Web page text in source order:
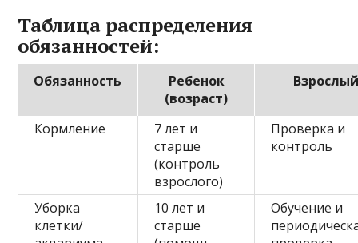
Таблица распределения
обязанностей:
Обязанность
Ребенок
(возраст)
Кормление
7 лет и
старше
(контроль
взрослого)
Проверка и
контроль
Уборка
клетки/
10 лет и
старше
Обучение и